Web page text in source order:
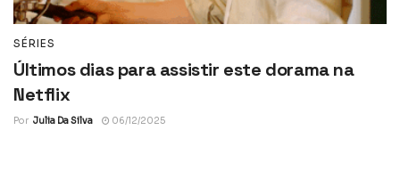
SÉRIES
Últimos dias para assistir este dorama na
Netflix
Por Julia Da Silva 06/12/2025